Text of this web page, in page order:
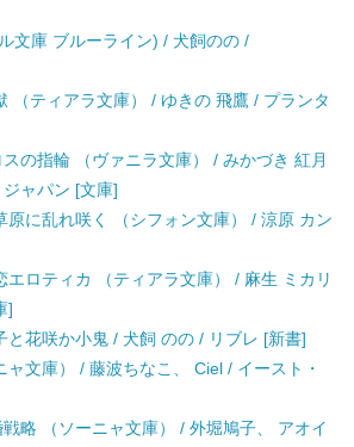
文庫 ブルーライン) / 犬飼のの /
（ティアラ文庫） / ゆきの 飛鷹 / プランタ
の指輪 （ヴァニラ文庫） / みかづき 紅月
ャパン [文庫]
原に乱れ咲く （シフォン文庫） / 涼原 カン
エロティカ （ティアラ文庫） / 麻生 ミカリ
]
と花咲か小鬼 / 犬飼 のの / リブレ [新書]
ャ文庫） / 藤波ちなこ、 Ciel / イースト・
略 （ソーニャ文庫） / 外堀鳩子、 アオイ